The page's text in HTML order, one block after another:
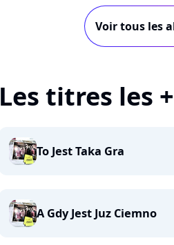
Voir tous les
Les titres les
To Jest Taka Gra
A Gdy Jest Juz Ciemno